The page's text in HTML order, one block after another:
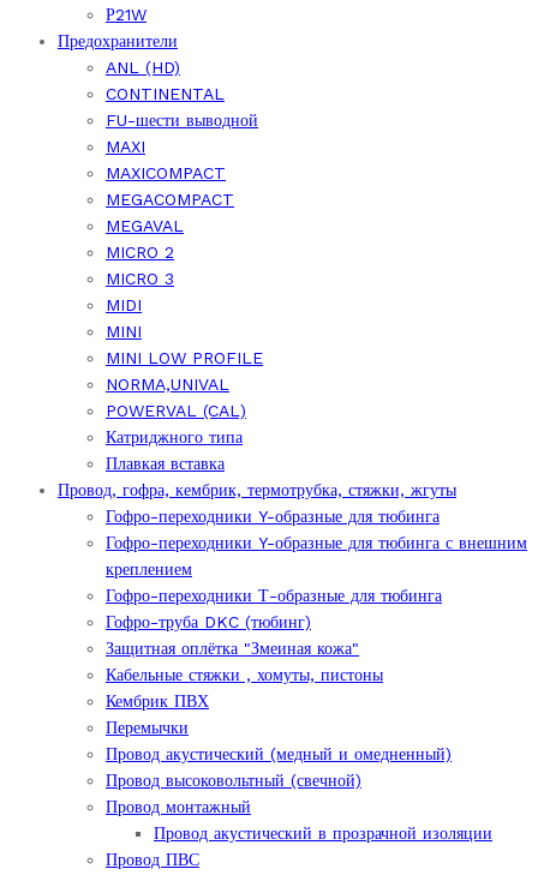
Р21W
Предохранители
ANL (HD)
CONTINENTAL
FU-шести выводной
MAXI
MAXICOMPACT
MEGACOMPACT
MEGAVAL
MICRO 2
MICRO 3
MIDI
MINI
MINI LOW PROFILE
NORMA,UNIVAL
POWERVAL (CAL)
Катриджного типа
Плавкая вставка
Провод, гофра, кембрик, термотрубка, стяжки, жгуты
Гофро-переходники Y-образные для тюбинга
Гофро-переходники Y-образные для тюбинга с внешним
креплением
Гофро-переходники Т-образные для тюбинга
Гофро-труба DKC (тюбинг)
Защитная оплётка "Змеиная кожа"
Кабельные стяжки , хомуты, пистоны
Кембрик ПВХ
Перемычки
Провод акустический (медный и омедненный)
Провод высоковольтный (свечной)
Провод монтажный
Провод акустический в прозрачной изоляции
Провод ПВС